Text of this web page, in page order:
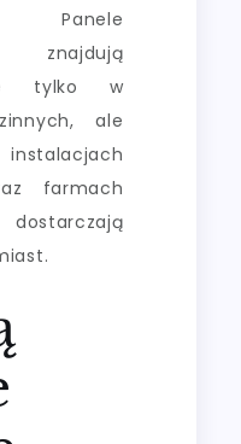
Panele
znajdują
tylko w
ale
farmach
dostarczają